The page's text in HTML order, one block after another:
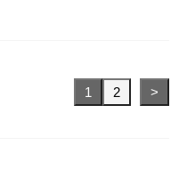
1 2 >